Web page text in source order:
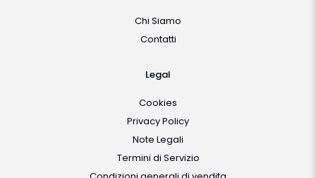
Chi Siamo
Contatti
Legal
Cookies
Privacy Policy
Note Legali
Termini di Servizio